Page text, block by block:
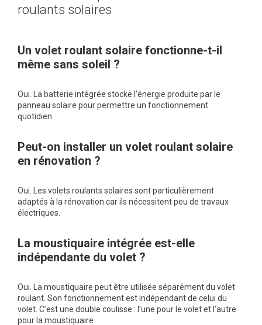
roulants solaires
Un volet roulant solaire fonctionne-t-il
même sans soleil ?
Oui. La batterie intégrée stocke l’énergie produite par le
panneau solaire pour permettre un fonctionnement
quotidien.
Peut-on installer un volet roulant solaire
en rénovation ?
Oui. Les volets roulants solaires sont particulièrement
adaptés à la rénovation car ils nécessitent peu de travaux
électriques.
La moustiquaire intégrée est-elle
indépendante du volet ?
Oui. La moustiquaire peut être utilisée séparément du volet
roulant. Son fonctionnement est indépendant de celui du
volet. C’est une double coulisse : l’une pour le volet et l’autre
pour la moustiquaire